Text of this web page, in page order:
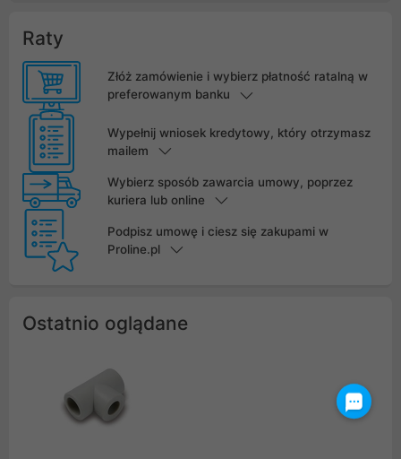
Raty
Złóż zamówienie i wybierz płatność ratalną w
preferowanym banku
Wypełnij wniosek kredytowy, który otrzymasz
mailem
Wybierz sposób zawarcia umowy, poprzez
kuriera lub online
Podpisz umowę i ciesz się zakupami w
Proline.pl
Ostatnio oglądane